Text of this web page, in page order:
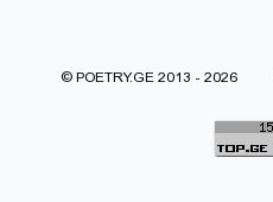
© POETRY.GE 2013 - 2026